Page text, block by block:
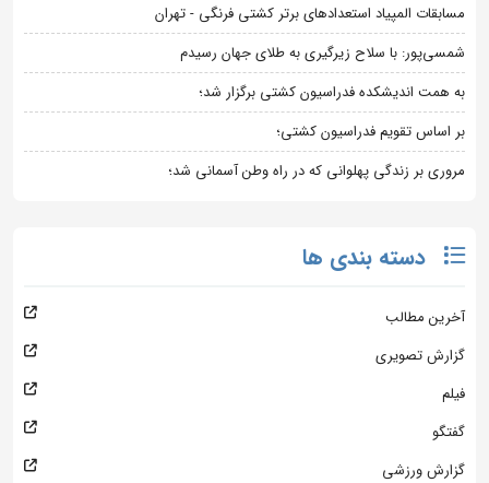
مسابقات المپیاد استعدادهای برتر کشتی فرنگی - تهران
شمسی‌پور: با سلاح زیرگیری به طلای جهان رسیدم
به همت اندیشکده فدراسیون کشتی برگزار شد؛
بر اساس تقویم فدراسیون کشتی؛
مروری بر زندگی پهلوانی که در راه وطن آسمانی شد؛
دسته بندی ها
آخرین مطالب
گزارش تصویری
فیلم
گفتگو
گزارش ورزشی